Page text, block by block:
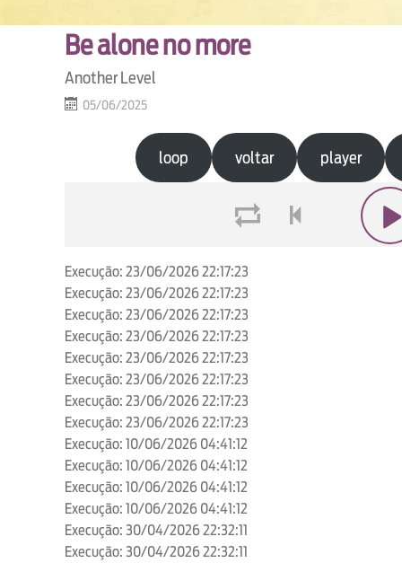
Be alone no more
Another Level
05/06/2025
loop voltar player
Execução: 23/06/2026 22:17:23
Execução: 23/06/2026 22:17:23
Execução: 23/06/2026 22:17:23
Execução: 23/06/2026 22:17:23
Execução: 23/06/2026 22:17:23
Execução: 23/06/2026 22:17:23
Execução: 23/06/2026 22:17:23
Execução: 23/06/2026 22:17:23
Execução: 10/06/2026 04:41:12
Execução: 10/06/2026 04:41:12
Execução: 10/06/2026 04:41:12
Execução: 10/06/2026 04:41:12
Execução: 30/04/2026 22:32:11
Execução: 30/04/2026 22:32:11